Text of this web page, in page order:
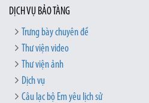
DỊCH VỤ BẢO TÀNG
Trưng bày chuyên đề
Thư viện video
Thư viện ảnh
Dịch vụ
Câu lạc bộ Em yêu lịch sử